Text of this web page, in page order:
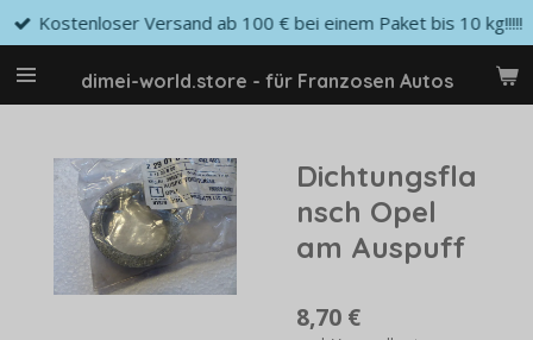
Zum
Hauptinhalt
springendimei-world.store - für Franzosen Autos
Kostenloser Versand ab 100 € bei einem Paket bis 10 kg!!!!!
Dichtungsfla
nsch Opel
am Auspuff
8,70 €